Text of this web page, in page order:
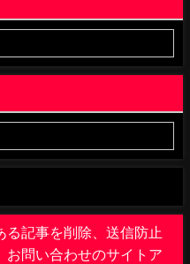
る記事を削除、送信防止
お問い合わせのサイトア